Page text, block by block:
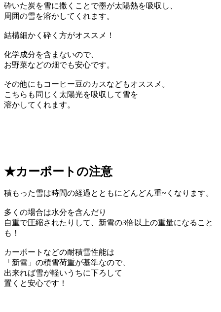
砕いた炭を雪に撒くことで墨が太陽熱を吸収し、
周囲の雪を溶かしてくれます。
結構細かく砕く方がオススメ！
化学成分を含まないので、
お野菜などの畑でも安心です。
その他にもコーヒー豆のカスなどもオススメ。
こちらも同じく太陽光を吸収して雪を
溶かしてくれます。
★カーポートの注意
積もった雪は時間の経過とともにどんどん重~くなります。
多くの場合は水分を含んだり
自重で圧縮されたりして、新雪の3倍以上の重量になること
も！
カーポートなどの耐積雪性能は
「新雪」の積雪荷重が基準なので、
出来れば雪が軽いうちに下ろして
置くと安心です！